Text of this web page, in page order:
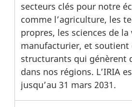
secteurs clés pour notre
comme l’agriculture, les
propres, les sciences de la
manufacturier, et soutient
structurants qui génèrent
dans nos régions. L’IRIA
jusqu’au 31 mars 2031.